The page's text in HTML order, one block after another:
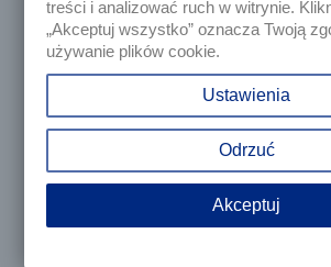
Nasza firma
© 2025 - Sklep internetowy Tomczesci.pl.
treści i analizować ruch w witrynie.
„Akceptuj wszystko” oznacza Twoją
używanie plików cookie.
Ustawienia
Odrzuć
Akceptuj